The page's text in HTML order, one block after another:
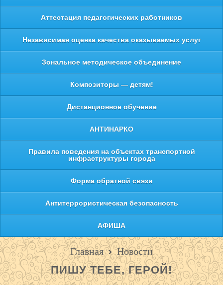
Аттестация педагогических работников
Независимая оценка качества оказываемых услуг
Зональное методическое объединение
Композиторы — детям!
Дистанционное обучение
АНТИНАРКО
Правила поведения на объектах транспортной
инфраструктуры города
Форма обратной связи
Антитеррористическая безопасность
АФИША
Главная Новости
ПИШУ ТЕБЕ, ГЕРОЙ!